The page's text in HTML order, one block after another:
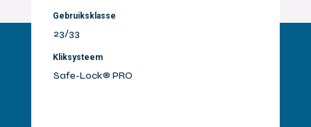
Gebruiksklasse
23/33
Kliksysteem
Safe-Lock® PRO